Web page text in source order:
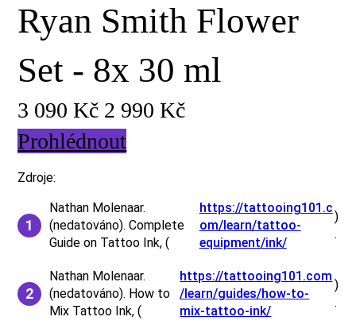
Ryan Smith Flower
Set - 8x 30 ml
3 090 Kč 2 990 Kč
Prohlédnout
Zdroje:
Nathan Molenaar.
(nedatováno). Complete
Guide on Tattoo Ink, (
https://tattooing101.c
om/learn/tattoo-
equipment/ink/
)
.
Nathan Molenaar.
(nedatováno). How to
Mix Tattoo Ink, (
https://tattooing101.com
/learn/guides/how-to-
mix-tattoo-ink/
)
.